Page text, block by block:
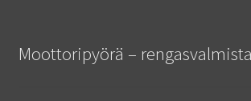
Moottoripyörä –